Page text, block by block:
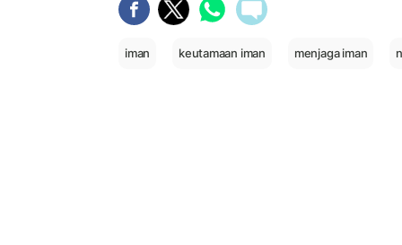
iman keutamaan iman menjaga iman